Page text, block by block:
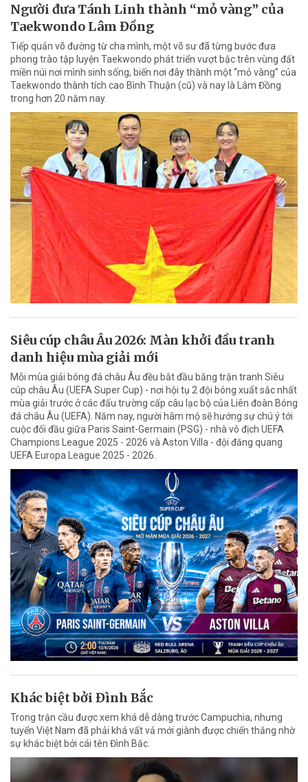
Người đưa Tánh Linh thành “mỏ vàng” của
Taekwondo Lâm Đồng
Tiếp quản võ đường từ cha mình, một võ sư đã từng bước đưa
phong trào tập luyện Taekwondo phát triển vượt bậc trên vùng đất
miền núi nơi mình sinh sống, biến nơi đây thành một “mỏ vàng” của
Taekwondo thành tích cao Bình Thuận (cũ) và nay là Lâm Đồng
trong hơn 20 năm nay.
Siêu cúp châu Âu 2026: Màn khởi đầu tranh
danh hiệu mùa giải mới
Mỗi mùa giải bóng đá châu Âu đều bắt đầu bằng trận tranh Siêu
cúp châu Âu (UEFA Super Cup) - nơi hội tụ 2 đội bóng xuất sắc nhất
mùa giải trước ở các đấu trường cấp câu lạc bộ của Liên đoàn Bóng
đá châu Âu (UEFA). Năm nay, người hâm mộ sẽ hướng sự chú ý tới
cuộc đối đầu giữa Paris Saint-Germain (PSG) - nhà vô địch UEFA
Champions League 2025 - 2026 và Aston Villa - đội đăng quang
UEFA Europa League 2025 - 2026.
Khác biệt bởi Đình Bắc
Trong trận cầu được xem khá dễ dàng trước Campuchia, nhưng
tuyển Việt Nam đã phải khá vất vả mới giành được chiến thắng nhờ
sự khác biệt bởi cái tên Đình Bắc.